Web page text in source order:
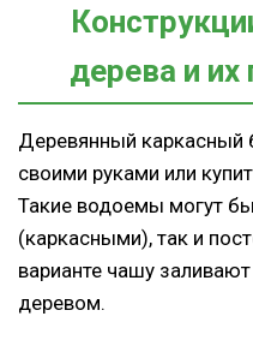
дерева и
Деревянный каркасный
своими руками или
Такие водоемы могут
(каркасными), так и
варианте чашу
деревом.